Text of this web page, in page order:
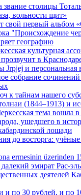
столицы
вольности щит»
свой первый альбом
"Происхождение
географию
культурная
в
Jrpjej и
собрание
к тайнам нашего
(1844–1913) и
тема вошла
ушедшего в
лошади
до восторга:
ermesinin üzerinden
эмират Рас-
деятелей
и по 30 рублей, и по